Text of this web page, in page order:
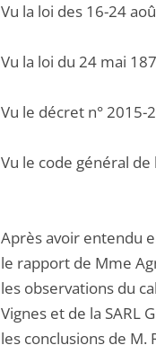
Vu la loi des 16-24
Vu la loi du 24 mai
Vu le décret n°
Vu le code général
Après avoir entendu
le rapport de Mme
les observations du
Vignes et de la SARL
les conclusions de